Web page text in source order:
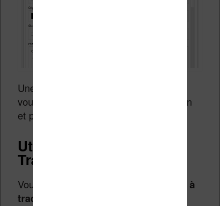
Une fois que vous avez tout configuré,
vous pouvez enregistrer la configuration
et passer à la suite.
Utilisation de Ebook
Translator
Vous allez devoir s
électionner le livre à
traduire